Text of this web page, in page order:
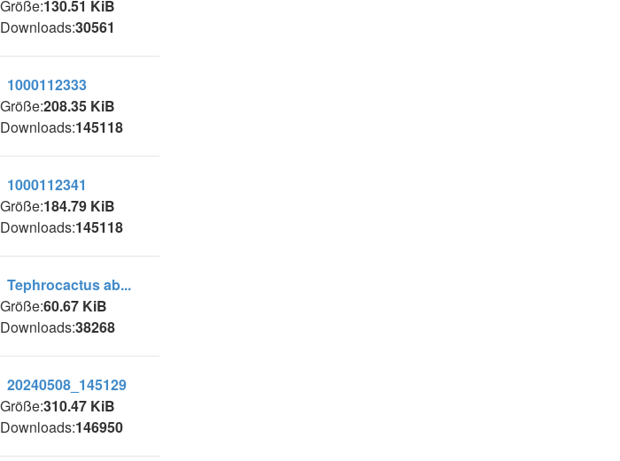
Größe:130.51 KiB
Downloads:30561
1000112333
Größe:208.35 KiB
Downloads:145118
1000112341
Größe:184.79 KiB
Downloads:145118
Tephrocactus ab...
Größe:60.67 KiB
Downloads:38268
20240508_145129
Größe:310.47 KiB
Downloads:146950